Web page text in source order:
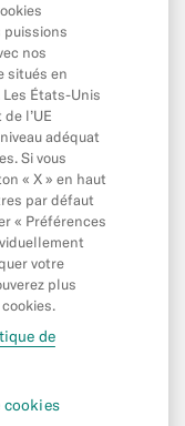
puissions
nos
situés en
Les États-Unis
l’UE
adéquat
Si vous
« X » en haut
par défaut
« Préférences
votre
plus
de
cookies